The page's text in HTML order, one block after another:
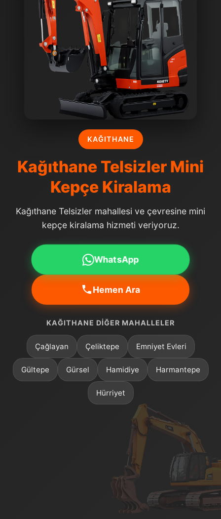
KAĞITHANE
Kağıthane Telsizler Mini
Kepçe Kiralama
Kağıthane Telsizler mahallesi ve çevresine mini
kepçe kiralama hizmeti veriyoruz.
WhatsApp
Hemen Ara
KAĞITHANE DIĞER MAHALLELER
Çağlayan Çeliktepe Emniyet Evleri
Gültepe Gürsel Hamidiye Harmantepe
Hürriyet